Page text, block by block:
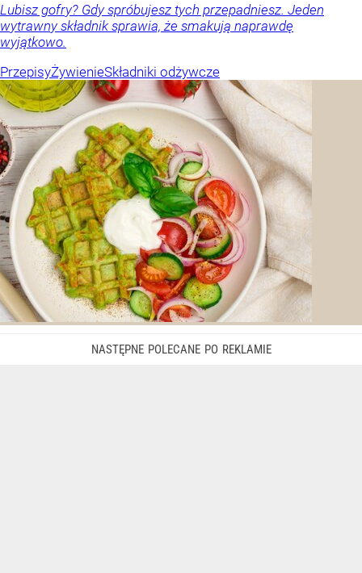
Lubisz gofry? Gdy spróbujesz tych przepadniesz. Jeden
wytrawny składnik sprawia, że smakują naprawdę
wyjątkowo.
PrzepisyŻywienieSkładniki odżywcze